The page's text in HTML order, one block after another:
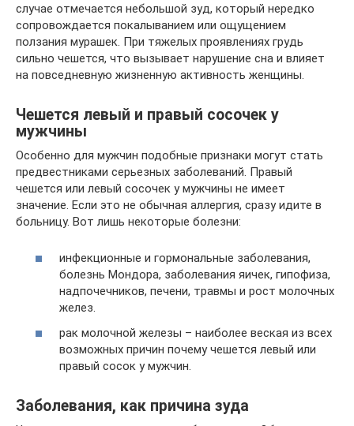
случае отмечается небольшой зуд, который нередко
сопровождается покалыванием или ощущением
ползания мурашек. При тяжелых проявлениях грудь
сильно чешется, что вызывает нарушение сна и влияет
на повседневную жизненную активность женщины.
Чешется левый и правый сосочек у
мужчины
Особенно для мужчин подобные признаки могут стать
предвестниками серьезных заболеваний. Правый
чешется или левый сосочек у мужчины не имеет
значение. Если это не обычная аллергия, сразу идите в
больницу. Вот лишь некоторые болезни:
инфекционные и гормональные заболевания,
болезнь Мондора, заболевания яичек, гипофиза,
надпочечников, печени, травмы и рост молочных
желез.
рак молочной железы – наиболее веская из всех
возможных причин почему чешется левый или
правый сосок у мужчин.
Заболевания, как причина зуда